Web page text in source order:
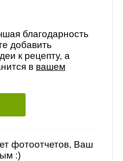
благодарность
добавить
к рецепту, а
в вашем
фотоотчетов, Ваш
:)